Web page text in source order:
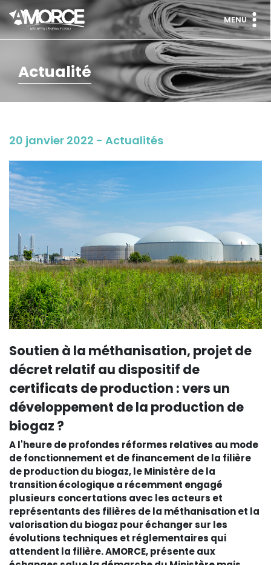
MENU
Actualité
20 janvier 2022 - Actualités
Soutien à la méthanisation, projet de
décret relatif au dispositif de
certificats de production : vers un
développement de la production de
biogaz ?
A l'heure de profondes réformes relatives au mode
de fonctionnement et de financement de la filière
de production du biogaz, le Ministère de la
transition écologique a récemment engagé
plusieurs concertations avec les acteurs et
représentants des filières de la méthanisation et la
valorisation du biogaz pour échanger sur les
évolutions techniques et réglementaires qui
attendent la filière. AMORCE, présente aux